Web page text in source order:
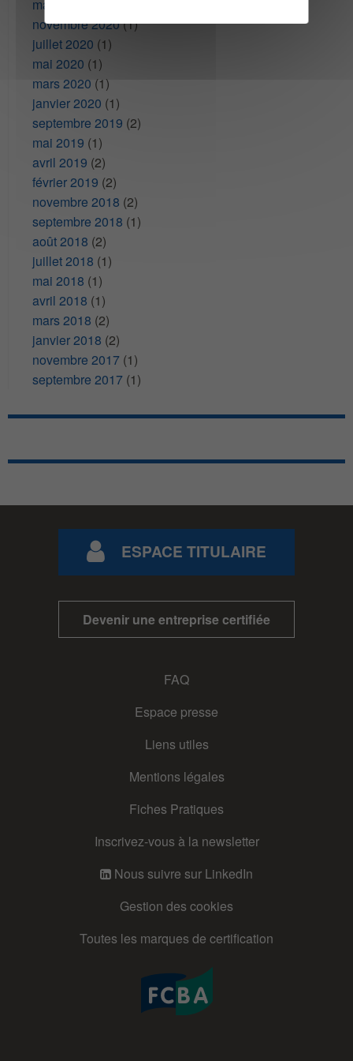
mars 2022
novembre 2020(1)
juillet 2020 (1)
mai 2020 (1)
mars 2020 (1)
janvier 2020 (1)
septembre 2019 (2)
mai 2019 (1)
avril 2019 (2)
février 2019 (2)
novembre 2018 (2)
septembre 2018 (1)
août 2018 (2)
juillet 2018 (1)
mai 2018 (1)
avril 2018 (1)
mars 2018 (2)
janvier 2018 (2)
novembre 2017 (1)
septembre 2017 (1)
ESPACE TITULAIRE
Devenir une entreprise certifiée
FAQ
Espace presse
Liens utiles
Mentions légales
Fiches Pratiques
Inscrivez-vous à la newsletter
Nous suivre sur LinkedIn
Gestion des cookies
Toutes les marques de certification